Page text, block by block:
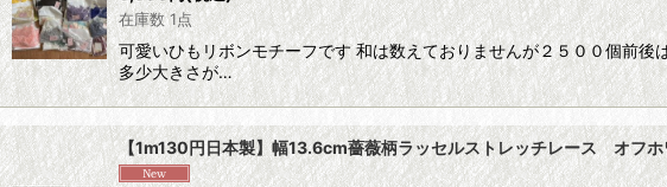
在庫数 1点
可愛いひもリボンモチーフです 和は数えておりませんが２５００個前
多少大きさが…
【1m130円日本製】幅13.6cm薔薇柄ラッセルストレッチレース オフ